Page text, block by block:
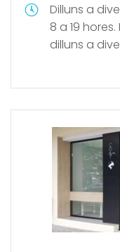
Dilluns a
8 a 19
dilluns a